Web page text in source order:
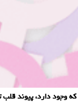
وجود دارد، پیوند